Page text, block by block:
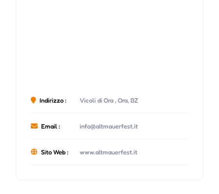
Indirizzo : Vicoli di Ora , Ora, BZ
Email : info@altmauerfest.it
Sito Web : www.altmauerfest.it